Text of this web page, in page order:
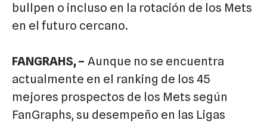
bullpen o incluso en la rotación de los Mets
en el futuro cercano.
FANGRAHS, – Aunque no se encuentra
actualmente en el ranking de los 45
mejores prospectos de los Mets según
FanGraphs, su desempeño en las Ligas